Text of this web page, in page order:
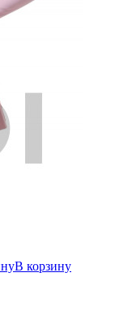
В корзину